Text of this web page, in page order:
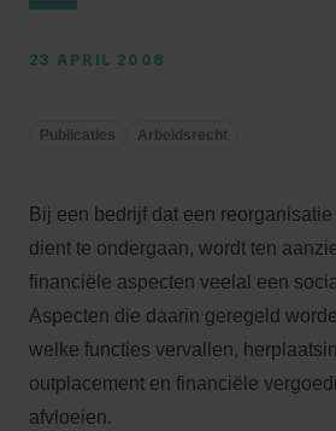
23 APRIL 2008
Publicaties Arbeidsrecht
Bij een bedrijf dat een
dient te ondergaan, wordt ten
financiële aspecten veelal een
Aspecten die daarin geregeld
welke functies vervallen,
outplacement en financiële
afvloeien.